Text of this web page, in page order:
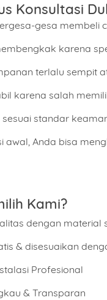
Konsultasi
gesa membeli
karena
terlalu sempit
karena salah
standar
awal, Anda bisa
Kami?
dengan material
& disesuaikan
Profesional
& Transparan